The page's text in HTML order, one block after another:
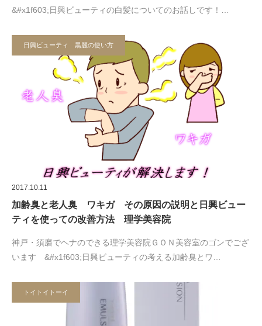
&#x1f603;日興ビューティの白髪についてのお話しです！…
日興ビューティ 黒麗の使い方
2017.10.11
加齢臭と老人臭 ワキガ その原因の説明と日興ビュー
ティを使っての改善方法 理学美容院
神戸・須磨でヘナのできる理学美容院ＧＯＮ美容室のゴンでござ
います &#x1f603;日興ビューティの考える加齢臭とワ…
トイトイトーイ